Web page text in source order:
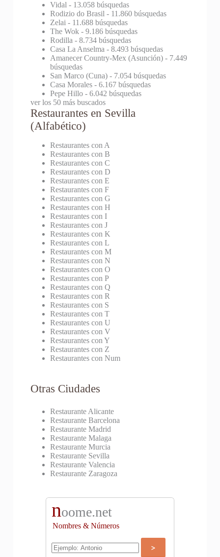
Vidal - 13.058 búsquedas
Rodizio do Brasil - 11.860 búsquedas
Zelai - 11.688 búsquedas
The Wok- 9.186 búsquedas
Rodilla - 8.734 búsquedas
Casa La Anselma - 8.493 búsquedas
Amanecer Country-Mex (Asunción)- 7.449
búsquedas
San Marco (Cuna)- 7.054 búsquedas
Casa Morales- 6.167 búsquedas
Pepe Hillo- 6.042 búsquedas
ver los 50 más buscados
Restaurantes en Sevilla
(Alfabético)
Restaurantes con A
Restaurantes con B
Restaurantes con C
Restaurantes con D
Restaurantes con E
Restaurantes con F
Restaurantes con G
Restaurantes con H
Restaurantes con I
Restaurantes con J
Restaurantes con K
Restaurantes con L
Restaurantes con M
Restaurantes con N
Restaurantes con O
Restaurantes con P
Restaurantes con Q
Restaurantes con R
Restaurantes con S
Restaurantes con T
Restaurantes con U
Restaurantes con V
Restaurantes con Y
Restaurantes con Z
Restaurantes con Num
Otras Ciudades
Restaurante Alicante
Restaurante Barcelona
Restaurante Madrid
Restaurante Malaga
Restaurante Murcia
Restaurante Sevilla
Restaurante Valencia
Restaurante Zaragoza
noome.net
Nombres & Números